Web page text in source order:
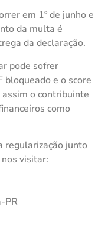
em 1º de junho e
da multa é
da declaração.
pode sofrer
bloqueado e o score
o contribuinte
como
regularização junto
visitar:
PR